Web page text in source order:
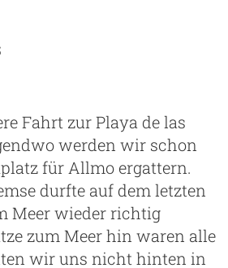
Fahrt zur Playa de las
werden wir schon
für Allmo ergattern.
durfte auf dem letzten
Meer wieder richtig
zum Meer hin waren alle
wir uns nicht hinten in